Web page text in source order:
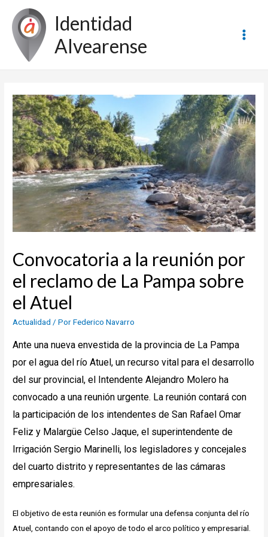
contenido
Identidad
Alvearense
Convocatoria a la reunión por
el reclamo de La Pampa sobre
el Atuel
Actualidad / PorFederico Navarro
Ante una nueva envestida de la provincia de La Pampa
por el agua del río Atuel, un recurso vital para el desarrollo
del sur provincial, el Intendente Alejandro Molero ha
convocado a una reunión urgente. La reunión contará con
la participación de los intendentes de San Rafael Omar
Feliz y Malargüe Celso Jaque, el superintendente de
Irrigación Sergio Marinelli, los legisladores y concejales
del cuarto distrito y representantes de las cámaras
empresariales.
El objetivo de esta reunión es formular una defensa conjunta del río
Atuel, contando con el apoyo de todo el arco político y empresarial.